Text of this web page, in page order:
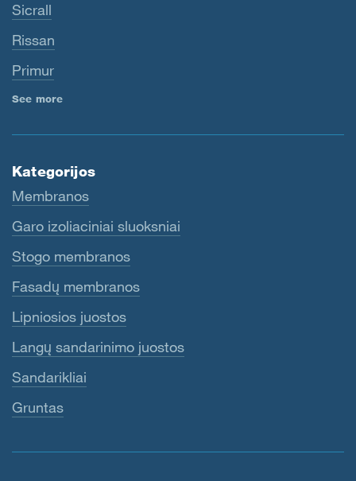
Sicrall
Rissan
Primur
See more
Kategorijos
Membranos
Garo izoliaciniai sluoksniai
Stogo membranos
Fasadų membranos
Lipniosios juostos
Langų sandarinimo juostos
Sandarikliai
Gruntas